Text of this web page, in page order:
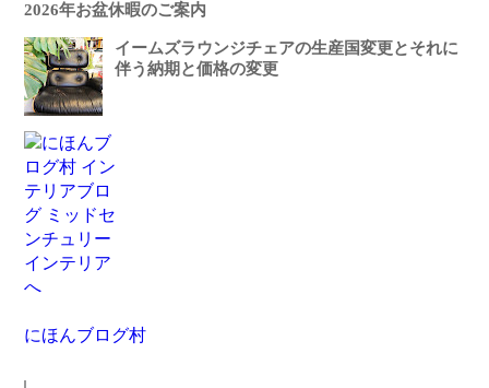
2026年お盆休暇のご案内
イームズラウンジチェアの生産国変更とそれに
伴う納期と価格の変更
にほんブログ村